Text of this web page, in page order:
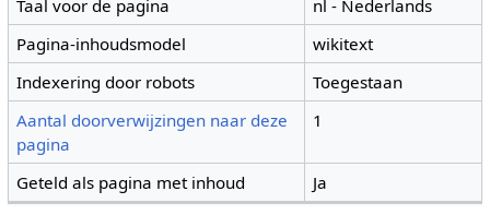
Taal voor de pagina
nl - Nederlands
Pagina-inhoudsmodel
wikitext
Indexering door robots
Toegestaan
Aantal doorverwijzingen naar deze
pagina
1
Geteld als pagina met inhoud Ja